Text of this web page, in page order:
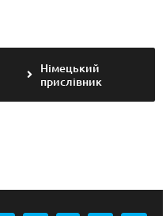
Німецький
прислівник